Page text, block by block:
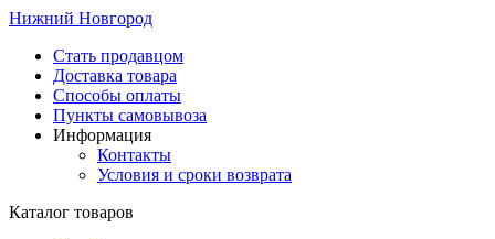
Нижний Новгород
Стать продавцом
Доставка товара
Способы оплаты
Пункты самовывоза
Информация
Контакты
Условия и сроки возврата
Каталог товаров